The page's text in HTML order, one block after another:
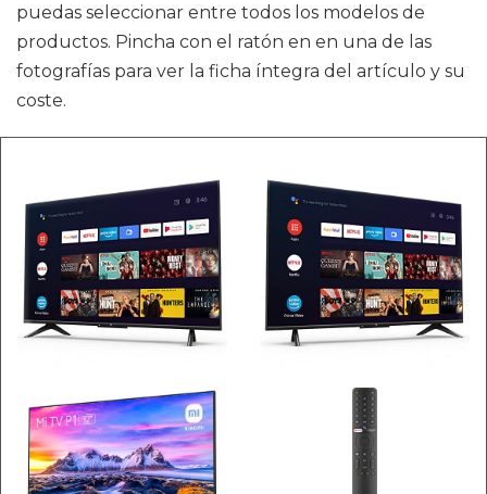
puedas seleccionar entre todos los modelos de
productos. Pincha con el ratón en en una de las
fotografías para ver la ficha íntegra del artículo y su
coste.